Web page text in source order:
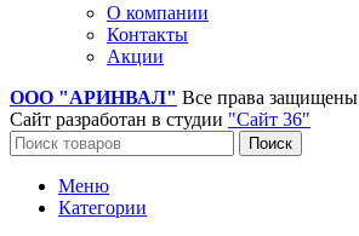
О компании
Контакты
Акции
ООО "АРИНВАЛ" Все права защищены
Сайт разработан в студии "Сайт 36"
Поиск
Меню
Категории